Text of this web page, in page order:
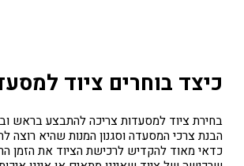
כיצד בוחרים ציוד
בחירת ציוד למסעדות צריכה להתבצע בראש
הבנת צרכי המסעדה וסגנון המנות שהיא רוצה
כדאי מאוד להקדיש לרכישת הציוד את הזמן